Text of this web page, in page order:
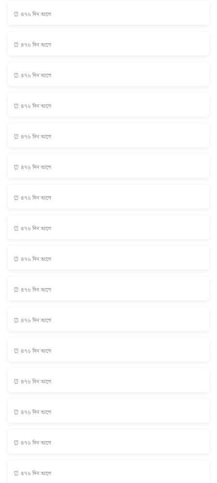
⏰ ৪৭৬ দিন আগে
⏰ ৪৭৬ দিন আগে
⏰ ৪৭৬ দিন আগে
⏰ ৪৭৬ দিন আগে
⏰ ৪৭৬ দিন আগে
⏰ ৪৭৬ দিন আগে
⏰ ৪৭৬ দিন আগে
⏰ ৪৭৬ দিন আগে
⏰ ৪৭৬ দিন আগে
⏰ ৪৭৬ দিন আগে
⏰ ৪৭৬ দিন আগে
⏰ ৪৭৬ দিন আগে
⏰ ৪৭৬ দিন আগে
⏰ ৪৭৬ দিন আগে
⏰ ৪৭৬ দিন আগে
⏰ ৪৭৬ দিন আগে